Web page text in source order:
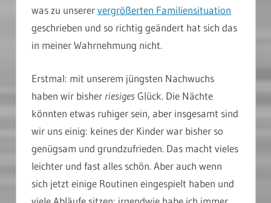
was zu unserervergrößerten Familiensituation
geschrieben und so richtig geändert hat sich das
in meiner Wahrnehmung nicht.
Erstmal: mit unserem jüngsten Nachwuchs
haben wir bisher riesiges Glück. Die Nächte
könnten etwas ruhiger sein, aber insgesamt sind
wir uns einig: keines der Kinder war bisher so
genügsam und grundzufrieden. Das macht vieles
leichter und fast alles schön. Aber auch wenn
sich jetzt einige Routinen eingespielt haben und